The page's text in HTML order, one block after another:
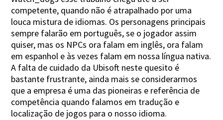
competente, quando não é atrapalhado por uma
louca mistura de idiomas. Os personagens principais
sempre falarão em português, se o jogador assim
quiser, mas os NPCs ora falam em inglês, ora falam
em espanhol e às vezes falam em nossa língua nativa.
A falta de cuidado da Ubisoft neste quesito é
bastante frustrante, ainda mais se considerarmos
que a empresa é uma das pioneiras e referência de
competência quando falamos em tradução e
localização de jogos para o nosso idioma.